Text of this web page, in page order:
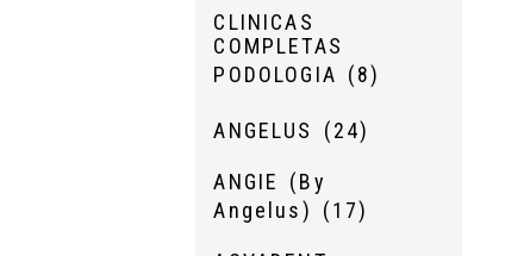
CLINICAS
COMPLETAS
PODOLOGIA (8)
ANGELUS (24)
ANGIE (By
Angelus) (17)